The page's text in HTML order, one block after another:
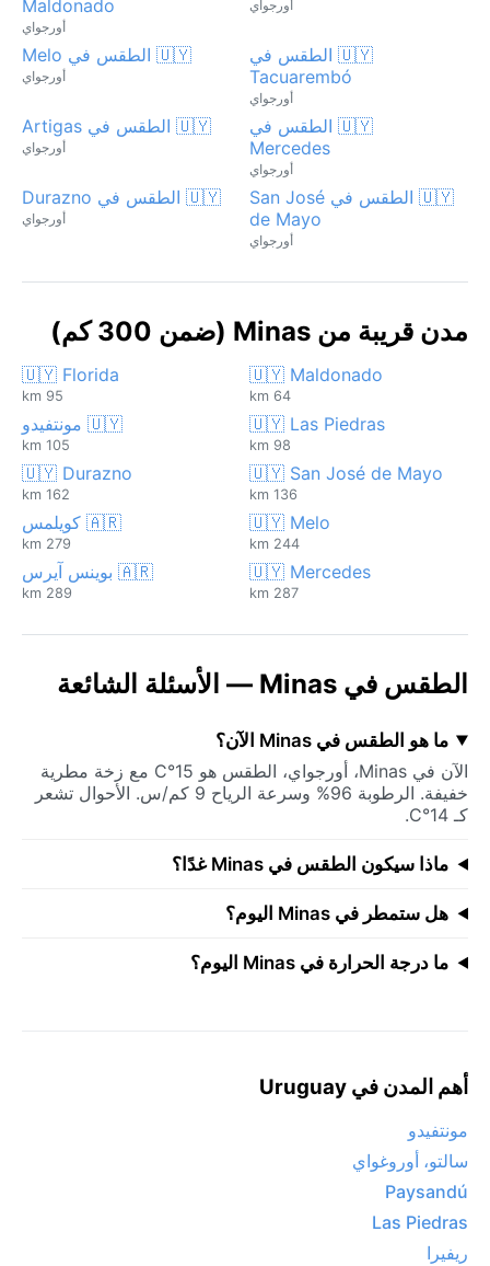
أورجواي Maldonado
أورجواي
🇺🇾 الطقس في
Tacuarembó
أورجواي
🇺🇾 الطقس في Melo
أورجواي
🇺🇾 الطقس في
Mercedes
أورجواي
🇺🇾 الطقس في Artigas
أورجواي
🇺🇾 الطقس في San José
de Mayo
أورجواي
🇺🇾 الطقس في Durazno
أورجواي
مدن قريبة من Minas (ضمن 300 كم)
🇺🇾 Maldonado
64 km
🇺🇾 Florida
95 km
🇺🇾 Las Piedras
98 km
🇺🇾 مونتفيدو
105 km
🇺🇾 San José de Mayo
136 km
🇺🇾 Durazno
162 km
🇺🇾 Melo
244 km
🇦🇷 كويلمس
279 km
🇺🇾 Mercedes
287 km
🇦🇷 بوينس آيرس
289 km
الطقس في Minas — الأسئلة الشائعة
ما هو الطقس في Minas الآن؟
الآن في Minas، أورجواي، الطقس هو 15°C مع زخة مطرية
خفيفة. الرطوبة 96% وسرعة الرياح 9 كم/س. الأحوال تشعر
كـ 14°C.
ماذا سيكون الطقس في Minas غدًا؟
هل ستمطر في Minas اليوم؟
ما درجة الحرارة في Minas اليوم؟
أهم المدن في Uruguay
مونتفيدو
سالتو، أوروغواي
Paysandú
Las Piedras
ريفيرا